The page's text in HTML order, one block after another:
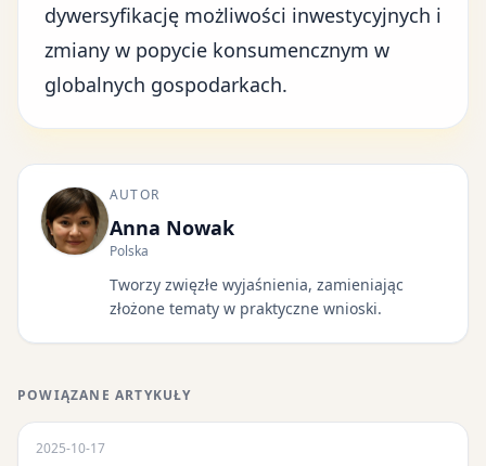
dywersyfikację możliwości inwestycyjnych i
zmiany w popycie konsumencznym w
globalnych gospodarkach.
AUTOR
Anna Nowak
Polska
Tworzy zwięzłe wyjaśnienia, zamieniając
złożone tematy w praktyczne wnioski.
POWIĄZANE ARTYKUŁY
2025-10-17